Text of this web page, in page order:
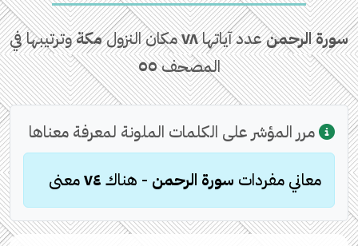
سورة الرحمنعدد آياتها٧٨مكان النزولمكةوترتيبها في
المصحف٥٥
مرر المؤشر على الكلمات الملونة لمعرفة معناها
معاني مفردات سورة الرحمن - هناك٧٤معنى